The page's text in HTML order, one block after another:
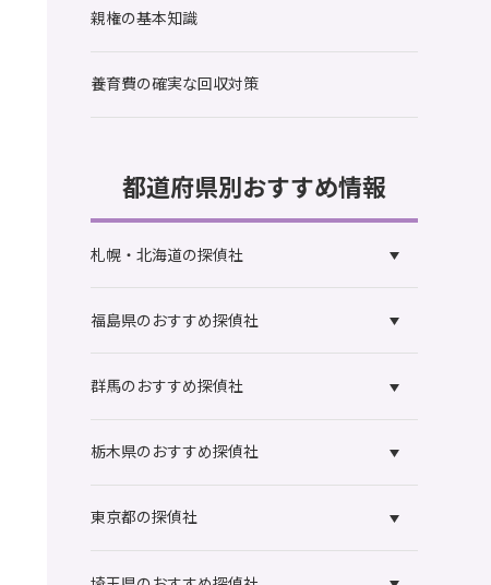
親権の基本知識
養育費の確実な回収対策
都道府県別おすすめ情報
札幌・北海道の探偵社
福島県のおすすめ探偵社
群馬のおすすめ探偵社
栃木県のおすすめ探偵社
東京都の探偵社